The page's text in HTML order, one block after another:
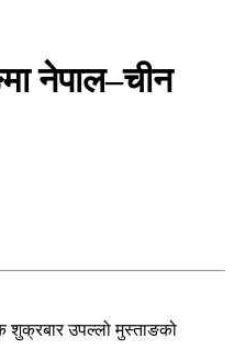
नेपाल–चीन
शुक्रबार उपल्लो मुस्ताङको